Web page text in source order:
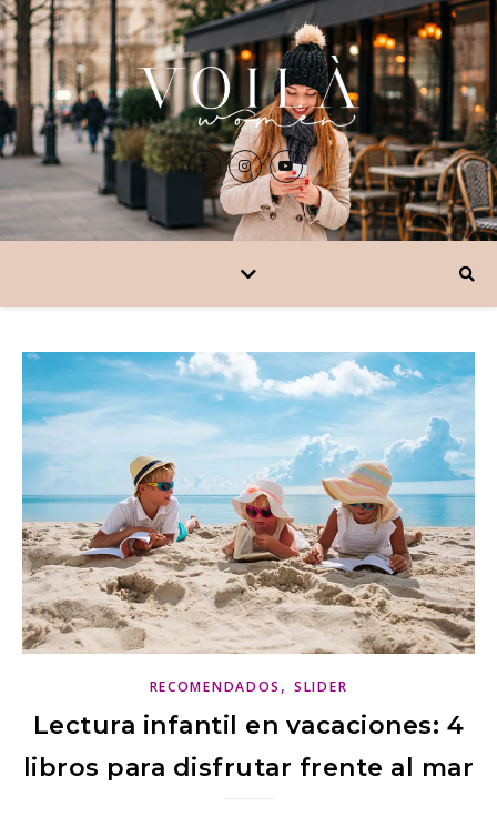
RECOMENDADOS ,SLIDER
Lectura infantil en vacaciones: 4
libros para disfrutar frente al mar